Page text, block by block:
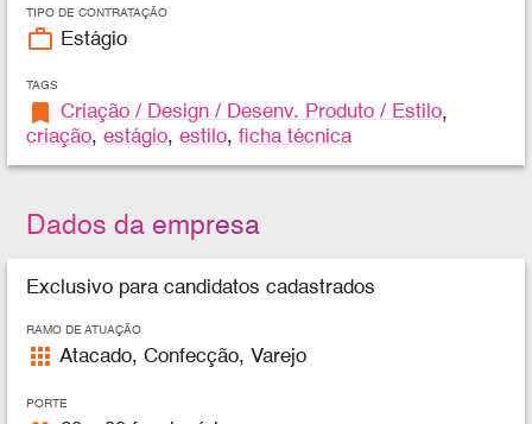
TIPO DE CONTRATAÇÃO
work_outline Estágio
TAGS
bookmark Criação / Design / Desenv. Produto / Estilo,
criação,estágio,estilo,ficha técnica
Dados da empresa
Exclusivo para candidatos cadastrados
RAMO DE ATUAÇÃO
apps Atacado, Confecção, Varejo
PORTE